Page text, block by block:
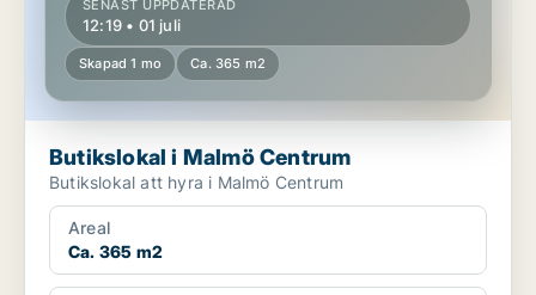
SENAST UPPDATERAD
12:19 • 01 juli
Skapad 1 mo Ca. 365 m2
Butikslokal i Malmö Centrum
Butikslokal att hyra i Malmö Centrum
Areal
Ca. 365 m2